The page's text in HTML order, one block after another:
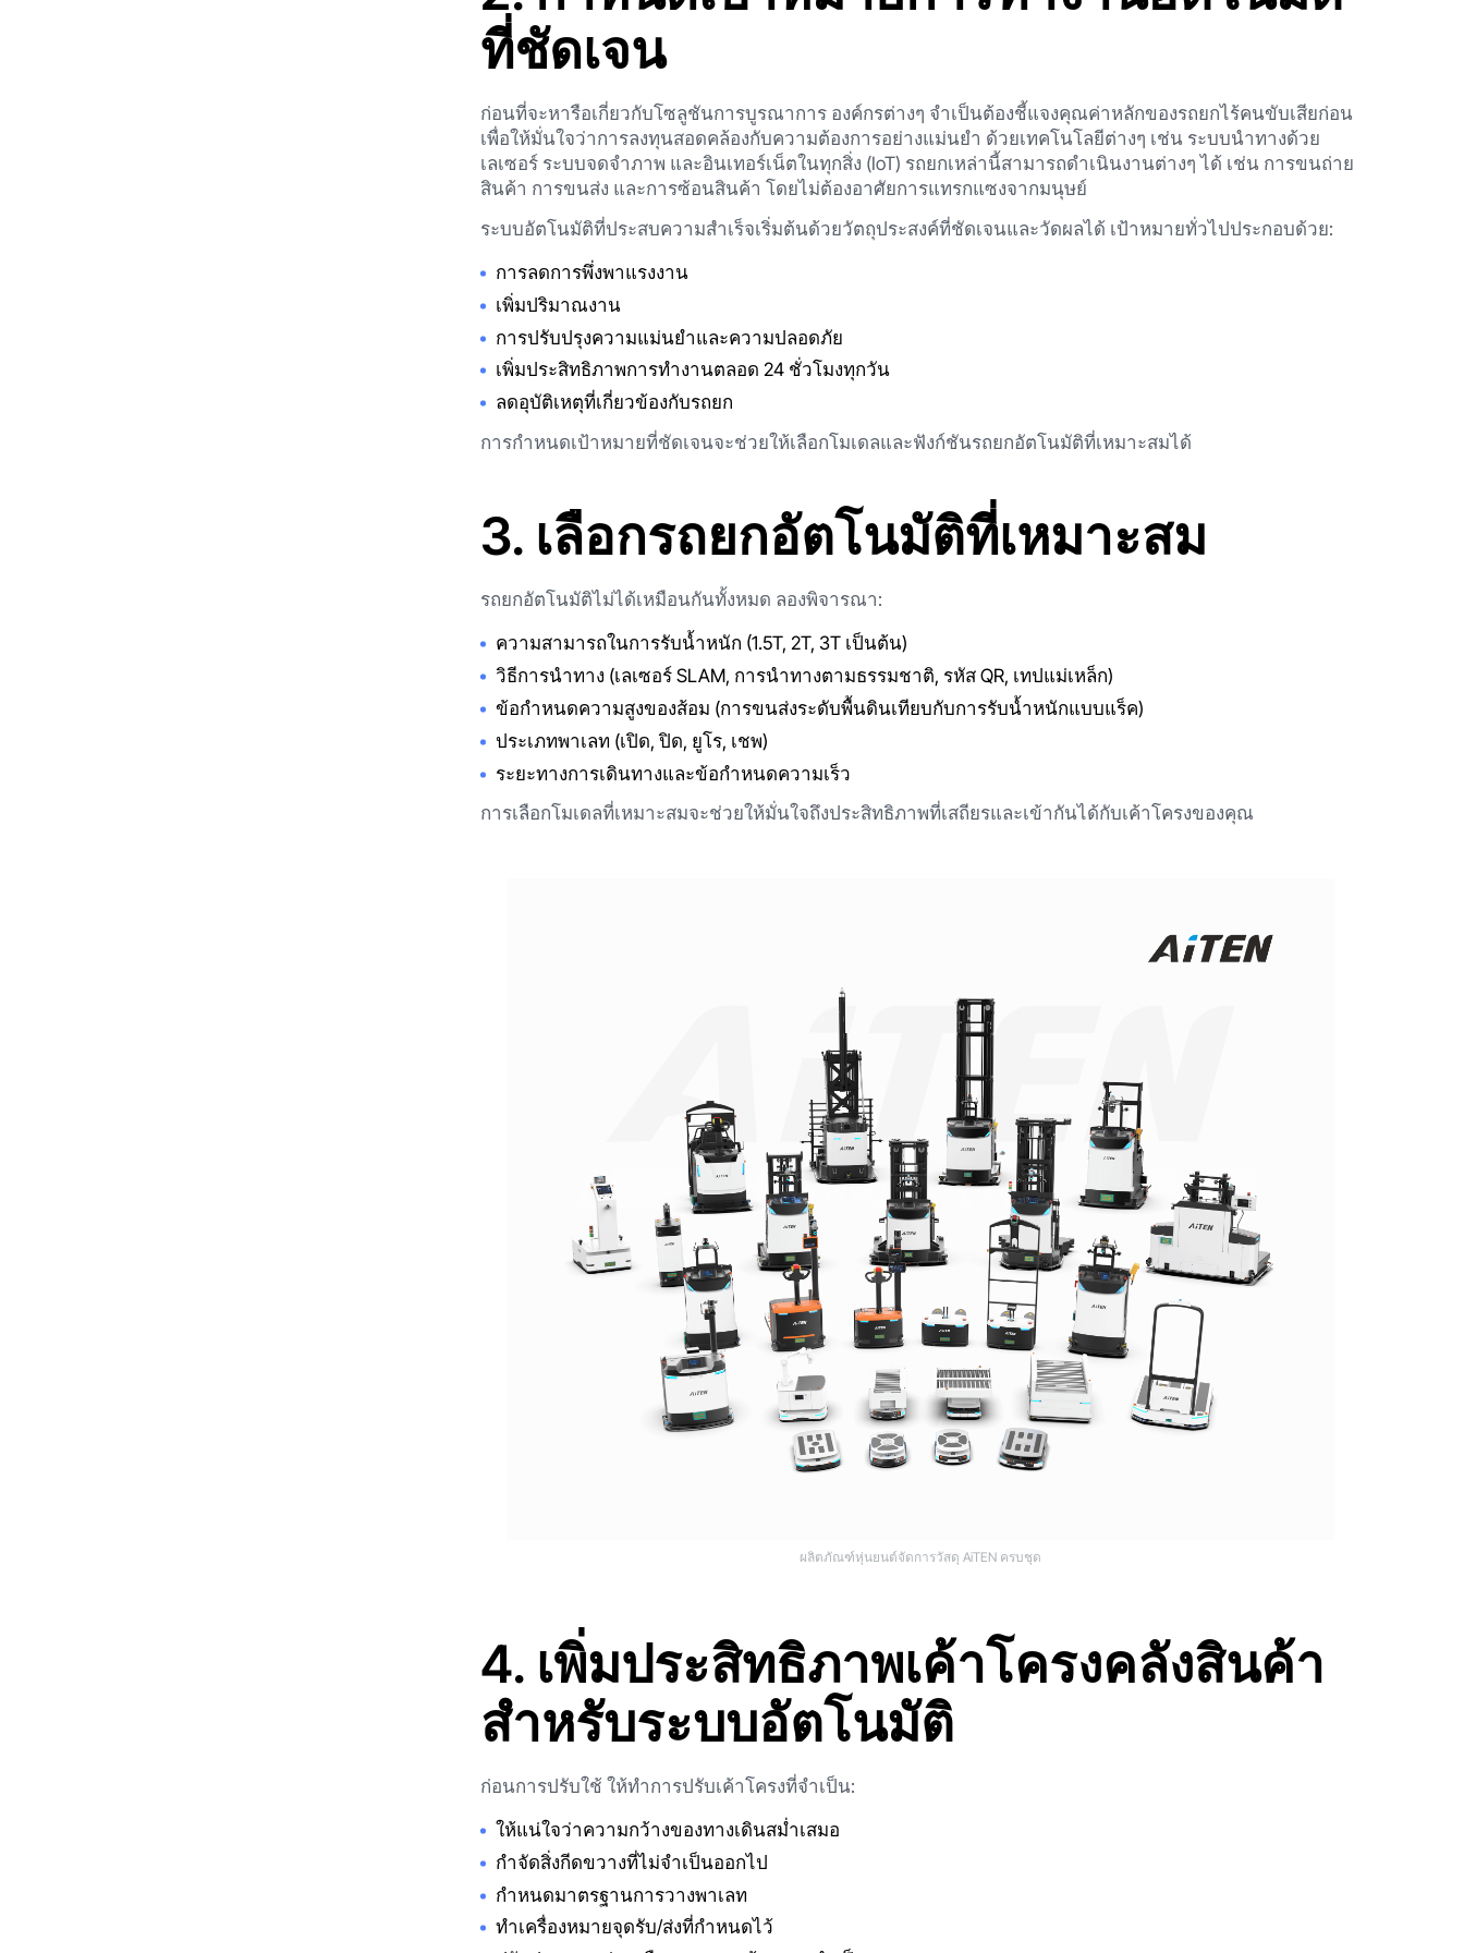
ที่ชัดเจน
ก่อนที่จะหารือเกี่ยวกับโซลูชันการบูรณาการ องค์กรต่างๆ จำเป็นต้องชี้แจงคุณค่าหลักของรถยกไร้คนขับเสียก่อน
เพื่อให้มั่นใจว่าการลงทุนสอดคล้องกับความต้องการอย่างแม่นยำ ด้วยเทคโนโลยีต่างๆ เช่น ระบบนำทางด้วย
เลเซอร์ ระบบจดจำภาพ และอินเทอร์เน็ตในทุกสิ่ง (IoT) รถยกเหล่านี้สามารถดำเนินงานต่างๆ ได้ เช่น การขนถ่าย
สินค้า การขนส่ง และการซ้อนสินค้า โดยไม่ต้องอาศัยการแทรกแซงจากมนุษย์
ระบบอัตโนมัติที่ประสบความสำเร็จเริ่มต้นด้วยวัตถุประสงค์ที่ชัดเจนและวัดผลได้ เป้าหมายทั่วไปประกอบด้วย:
การลดการพึ่งพาแรงงาน
เพิ่มปริมาณงาน
การปรับปรุงความแม่นยำและความปลอดภัย
เพิ่มประสิทธิภาพการทำงานตลอด 24 ชั่วโมงทุกวัน
ลดอุบัติเหตุที่เกี่ยวข้องกับรถยก
การกำหนดเป้าหมายที่ชัดเจนจะช่วยให้เลือกโมเดลและฟังก์ชันรถยกอัตโนมัติที่เหมาะสมได้
3. เลือกรถยกอัตโนมัติที่เหมาะสม
รถยกอัตโนมัติไม่ได้เหมือนกันทั้งหมด ลองพิจารณา:
ความสามารถในการรับน้ำหนัก (1.5T, 2T, 3T เป็นต้น)
วิธีการนำทาง (เลเซอร์ SLAM, การนำทางตามธรรมชาติ, รหัส QR, เทปแม่เหล็ก)
ข้อกำหนดความสูงของส้อม (การขนส่งระดับพื้นดินเทียบกับการรับน้ำหนักแบบแร็ค)
ประเภทพาเลท (เปิด, ปิด, ยูโร, เชพ)
ระยะทางการเดินทางและข้อกำหนดความเร็ว
การเลือกโมเดลที่เหมาะสมจะช่วยให้มั่นใจถึงประสิทธิภาพที่เสถียรและเข้ากันได้กับเค้าโครงของคุณ
ผลิตภัณฑ์หุ่นยนต์จัดการวัสดุ AiTEN ครบชุด
4. เพิ่มประสิทธิภาพเค้าโครงคลังสินค้า
สำหรับระบบอัตโนมัติ
ก่อนการปรับใช้ ให้ทำการปรับเค้าโครงที่จำเป็น:
ให้แน่ใจว่าความกว้างของทางเดินสม่ำเสมอ
กำจัดสิ่งกีดขวางที่ไม่จำเป็นออกไป
กำหนดมาตรฐานการวางพาเลท
ทำเครื่องหมายจุดรับ/ส่งที่กำหนดไว้